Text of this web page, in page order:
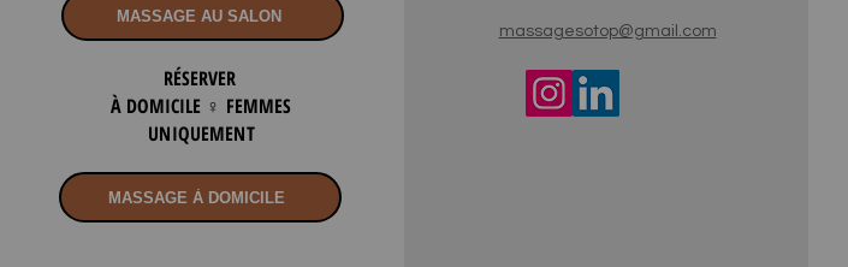
MASSAGE AU SALON
RÉSERVER
À DOMICILE ♀ FEMMES
UNIQUEMENT
MASSAGE À DOMICILE
massagesotop@gmail.com